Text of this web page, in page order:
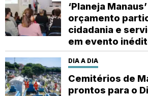
‘Planeja
orçamento
cidadania e
em evento
DIA A DIA
Cemitérios de
prontos para o